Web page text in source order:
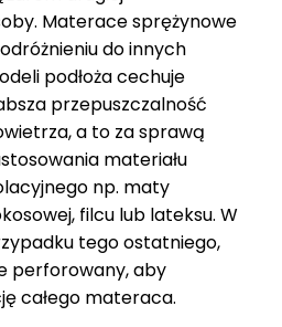
Materace sprężynowe
do innych
podłoża cechuje
przepuszczalność
a to za sprawą
materiału
np. maty
filcu lub lateksu. W
tego ostatniego,
perforowany, aby
całego materaca.